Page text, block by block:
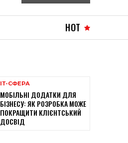
HOT
ІТ-СФЕРА
МОБІЛЬНІ ДОДАТКИ ДЛЯ
БІЗНЕСУ: ЯК РОЗРОБКА МОЖЕ
ПОКРАЩИТИ КЛІЄНТСЬКИЙ
ДОСВІД